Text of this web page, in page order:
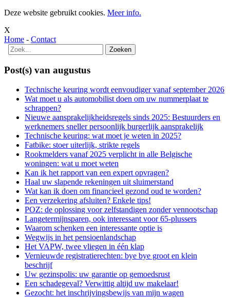
Deze website gebruikt cookies. Meer info.
X
Home - Contact
Post(s) van augustus
Technische keuring wordt eenvoudiger vanaf september 2026
Wat moet u als automobilist doen om uw nummerplaat te
schrappen?
Nieuwe aansprakelijkheidsregels sinds 2025: Bestuurders en
werknemers sneller persoonlijk burgerlijk aansprakelijk
Technische keuring: wat moet je weten in 2025?
Fatbike: stoer uiterlijk, strikte regels
Rookmelders vanaf 2025 verplicht in alle Belgische
woningen: wat u moet weten
Kan ik het rapport van een expert opvragen?
Haal uw slapende rekeningen uit sluimerstand
Wat kan ik doen om financieel gezond oud te worden?
Een verzekering afsluiten? Enkele tips!
POZ: de oplossing voor zelfstandigen zonder vennootschap
Langetermijnsparen, ook interessant voor 65-plussers
Waarom schenken een interessante optie is
Wegwijs in het pensioenlandschap
Het VAPW, twee vliegen in één klap
Vernieuwde registratierechten: bye bye groot en klein
beschrijf
Uw gezinspolis: uw garantie op gemoedsrust
Een schadegeval? Verwittig altijd uw makelaar!
Gezocht: het inschrijvingsbewijs van mijn wagen